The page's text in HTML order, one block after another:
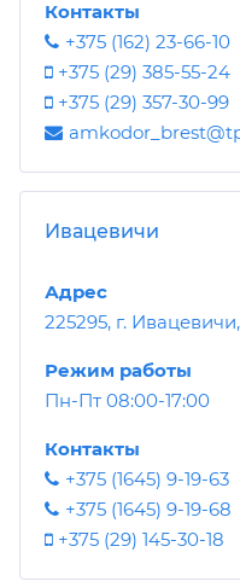
Контакты
+375 (162) 23-66-10
+375 (29) 385-55-24
+375 (29) 357-30-99
Ивацевичи
Адрес
225295, г.
Режим работы
Пн-Пт 08:00-17:00
Контакты
+375 (1645) 9-19-63
+375 (1645) 9-19-68
+375 (29) 145-30-18